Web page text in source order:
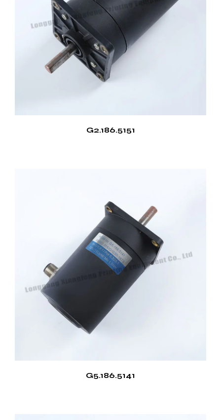
los estándares ambientales modernos.
Fiabilidad y durabilidad
Una de las ventajas clave del motor de impresora es
su confiabilidad. Cuenta con materiales resistentes
e ingeniería avanzada para garantizar una
durabilidad a largo plazo incluso en condiciones
necesidades de mantenimiento y extiende la vida
útil del motor, lo que lo convierte en una opción
trabajo. Esta característica es particularmente
beneficiosa en entornos donde la reducción de
ruido es fundamental, como oficinas o áreas
residenciales. El bajo nivel de ruido también indica
un funcionamiento suave y eficiente del motor.
Puntos de venta del motor de impresora
Integración de tecnología avanzada
El Motor de Impresora incorpora los últimos
avances tecnológicos, que incluyen ingeniería de
precisión y componentes de alta calidad. Esta
distingue de la competencia.
G2.186.5151
G5.186.5141